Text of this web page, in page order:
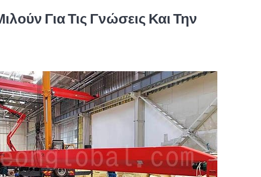
Για Τις Γνώσεις Και Την